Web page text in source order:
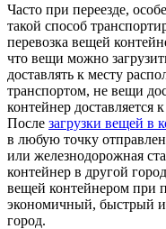
Часто при переезде,
такой способ
перевозка вещей
что вещи можно
доставлять к месту
транспортом, не вещи
контейнер доставляется
После загрузки вещей в
в любую точку
или железнодорожная
контейнер в другой
вещей контейнером при
экономичный, быстрый и
город.